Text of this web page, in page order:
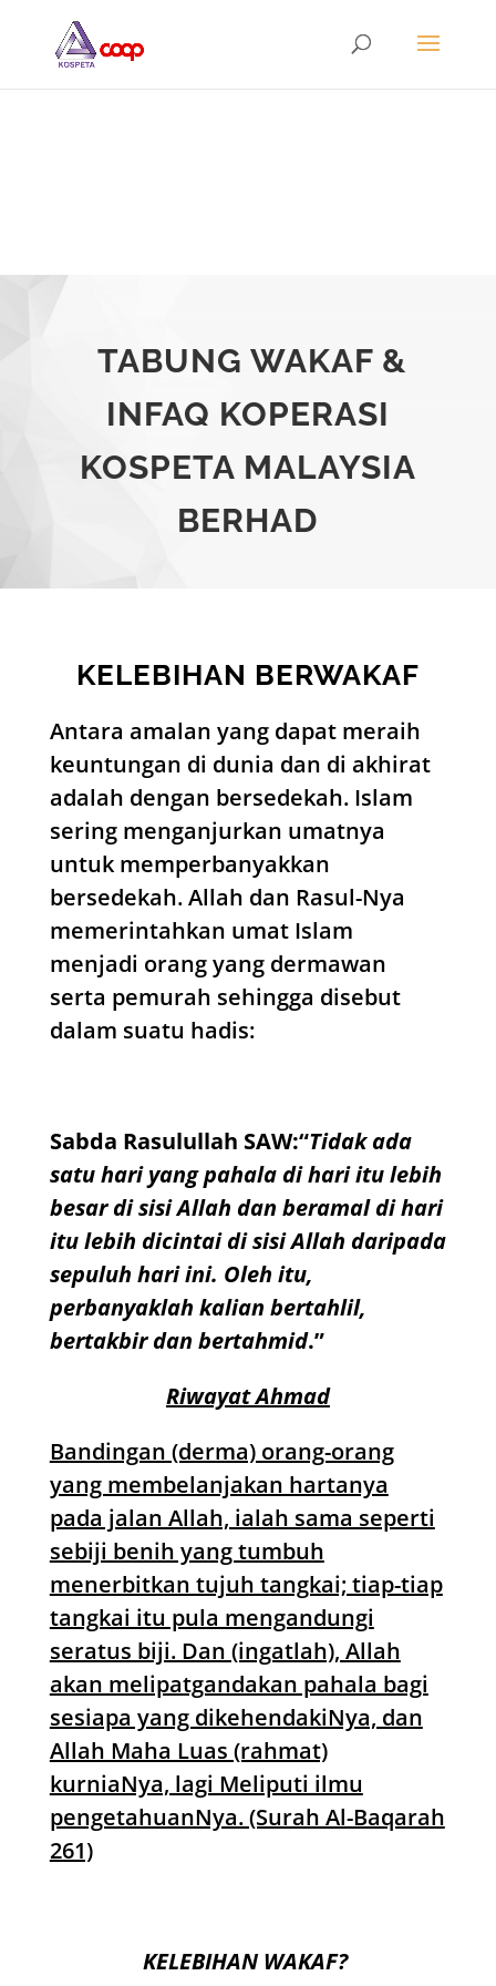
TABUNG WAKAF &
INFAQ KOPERASI
KOSPETA MALAYSIA
BERHAD
KELEBIHAN BERWAKAF
Antara amalan yang dapat meraih
keuntungan di dunia dan di akhirat
adalah dengan bersedekah. Islam
sering menganjurkan umatnya
untuk memperbanyakkan
bersedekah. Allah dan Rasul-Nya
memerintahkan umat Islam
menjadi orang yang dermawan
serta pemurah sehingga disebut
dalam suatu hadis:
Sabda Rasulullah SAW:“Tidak ada
satu hari yang pahala di hari itu lebih
besar di sisi Allah dan beramal di hari
itu lebih dicintai di sisi Allah daripada
sepuluh hari ini. Oleh itu,
perbanyaklah kalian bertahlil,
bertakbir dan bertahmid.”
Riwayat Ahmad
Bandingan (derma) orang-orang
yang membelanjakan hartanya
pada jalan Allah, ialah sama seperti
sebiji benih yang tumbuh
menerbitkan tujuh tangkai; tiap-tiap
tangkai itu pula mengandungi
seratus biji. Dan (ingatlah), Allah
akan melipatgandakan pahala bagi
sesiapa yang dikehendakiNya, dan
Allah Maha Luas (rahmat)
kurniaNya, lagi Meliputi ilmu
pengetahuanNya. (Surah Al-Baqarah
261)
KELEBIHAN WAKAF?